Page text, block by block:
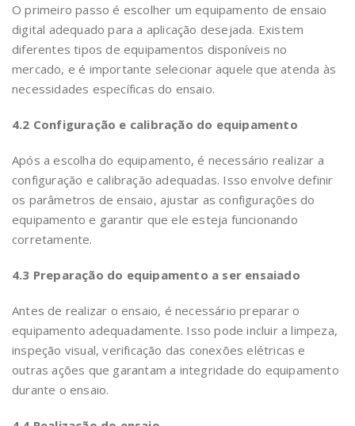
O primeiro passo é escolher um equipamento de ensaio
digital adequado para a aplicação desejada. Existem
diferentes tipos de equipamentos disponíveis no
mercado, e é importante selecionar aquele que atenda às
necessidades específicas do ensaio.
4.2 Configuração e calibração do equipamento
Após a escolha do equipamento, é necessário realizar a
configuração e calibração adequadas. Isso envolve definir
os parâmetros de ensaio, ajustar as configurações do
equipamento e garantir que ele esteja funcionando
corretamente.
4.3 Preparação do equipamento a ser ensaiado
Antes de realizar o ensaio, é necessário preparar o
equipamento adequadamente. Isso pode incluir a limpeza,
inspeção visual, verificação das conexões elétricas e
outras ações que garantam a integridade do equipamento
durante o ensaio.